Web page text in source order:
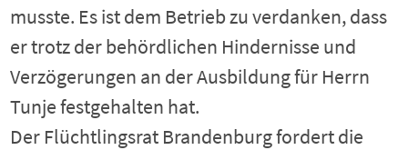
musste. Es ist dem Betrieb zu verdanken, dass
er trotz der behördlichen Hindernisse und
Verzögerungen an der Ausbildung für Herrn
Tunje festgehalten hat.
Der Flüchtlingsrat Brandenburg fordert die